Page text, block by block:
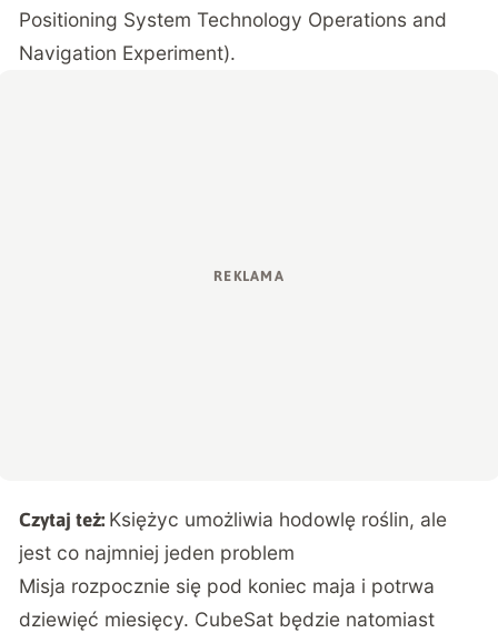
Positioning System Technology Operations and
Navigation Experiment).
Czytaj też: Księżyc umożliwia hodowlę roślin, ale
jest co najmniej jeden problem
Misja rozpocznie się pod koniec maja i potrwa
dziewięć miesięcy. CubeSat będzie natomiast